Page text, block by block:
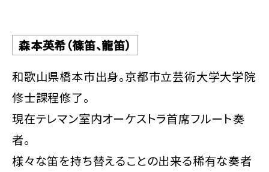
森本英希（篠笛、龍笛）
和歌山県橋本市出身。京都市立芸術大学大学院
修士課程修了。
現在テレマン室内オーケストラ首席フルート奏
者。
様々な笛を持ち替えることの出来る稀有な奏者